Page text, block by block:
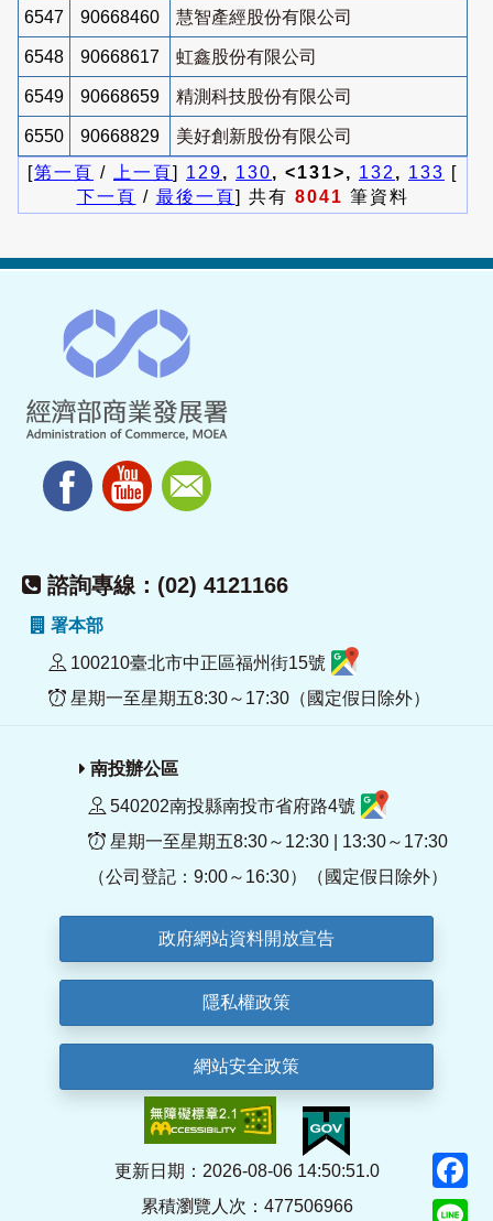
6547 90668460 慧智產經股份有限公司
6548 90668617 虹鑫股份有限公司
6549 90668659 精測科技股份有限公司
6550 90668829
美好創新股份有限公司
[第一頁 / 上一頁] 129, 130, <131>, 132 , 133 [
下一頁 / 最後一頁] 共有 8041 筆資料
諮詢專線：(02) 4121166
署本部
100210臺北市中正區福州街15號
星期一至星期五8:30～17:30（國定假日除外）
南投辦公區
540202南投縣南投市省府路4號
星期一至星期五8:30～12:30 | 13:30～17:30
（公司登記：9:00～16:30）（國定假日除外）
政府網站資料開放宣告
隱私權政策
網站安全政策
更新日期：2026-08-06 14:50:51.0
累積瀏覽人次：477506966